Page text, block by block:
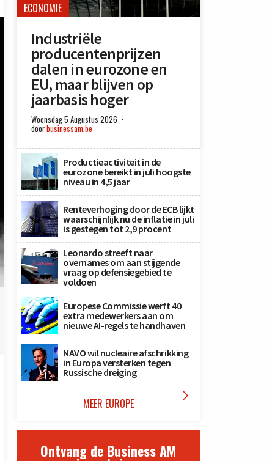
ECONOMIE
Industriële
producentenprijzen
dalen in eurozone en
EU, maar blijven op
jaarbasis hoger
Woensdag 5 Augustus 2026
doorbusinessam.be
Productieactiviteit in de
eurozone bereikt in juli hoogste
niveau in 4,5 jaar
Renteverhoging door de ECB lijkt
waarschijnlijk nu de inflatie in juli
is gestegen tot 2,9 procent
Leonardo streeft naar
overnames om aan stijgende
vraag op defensiegebied te
voldoen
Europese Commissie werft 40
extra medewerkers aan om
nieuwe AI-regels te handhaven
NAVO wil nucleaire afschrikking
in Europa versterken tegen
Russische dreiging
MEER EUROPE 
Ontvang de Business AM